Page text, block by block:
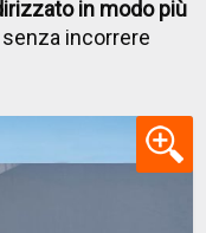
in modo più
incorrere